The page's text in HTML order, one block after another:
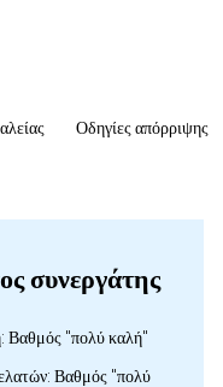
Οδηγίες απόρριψης
συνεργάτης
Βαθμός "πολύ καλή"
Βαθμός "πολύ